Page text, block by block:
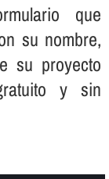
que
su nombre,
su proyecto
y sin